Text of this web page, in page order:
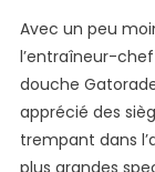
Avec un peu
l’entraîneur-
douche
apprécié des
trempant dans
plus grandes